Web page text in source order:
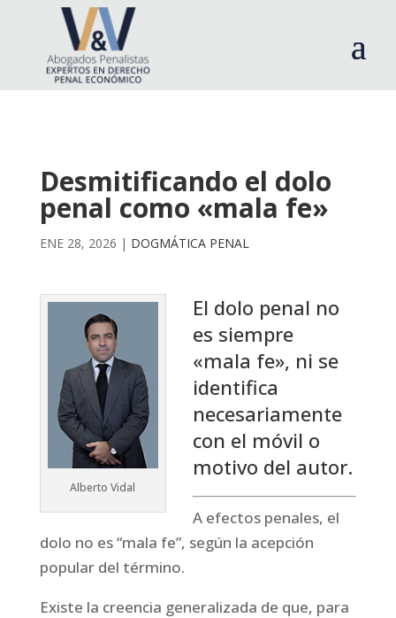
Desmitificando el dolo
penal como «mala fe»
ENE 28, 2026 | DOGMÁTICA PENAL
Alberto Vidal
El dolo penal no
es siempre
«mala fe», ni se
identifica
necesariamente
con el móvil o
motivo del autor.
A efectos penales, el
dolo no es “mala fe”, según la acepción
popular del término.
Existe la creencia generalizada de que, para